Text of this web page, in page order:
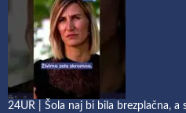
24UR | Šola naj bi bila brezplačna, a